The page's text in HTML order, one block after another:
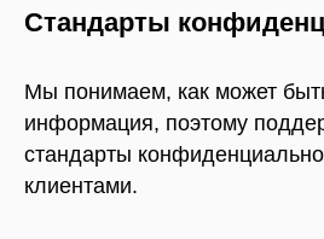
Стандарты
Мы понимаем, как может
информация, поэтому
стандарты
клиентами.